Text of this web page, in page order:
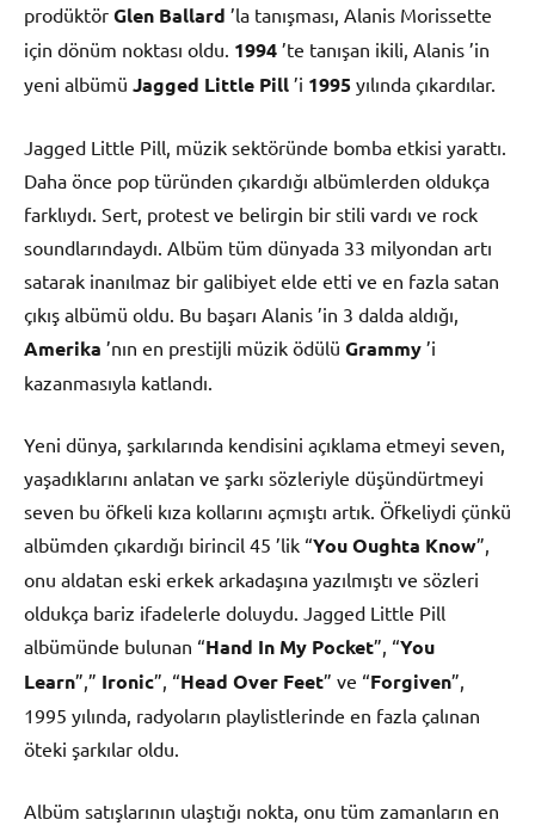
prodüktör Glen Ballard ’la tanışması, Alanis Morissette
için dönüm noktası oldu. 1994 ’te tanışan ikili, Alanis ’in
yeni albümü Jagged Little Pill ’i 1995 yılında çıkardılar.
Jagged Little Pill, müzik sektöründe bomba etkisi yarattı.
Daha önce pop türünden çıkardığı albümlerden oldukça
farklıydı. Sert, protest ve belirgin bir stili vardı ve rock
soundlarındaydı. Albüm tüm dünyada 33 milyondan artı
satarak inanılmaz bir galibiyet elde etti ve en fazla satan
çıkış albümü oldu. Bu başarı Alanis ’in 3 dalda aldığı,
Amerika ’nın en prestijli müzik ödülü Grammy ’i
kazanmasıyla katlandı.
Yeni dünya, şarkılarında kendisini açıklama etmeyi seven,
yaşadıklarını anlatan ve şarkı sözleriyle düşündürtmeyi
seven bu öfkeli kıza kollarını açmıştı artık. Öfkeliydi çünkü
albümden çıkardığı birincil 45 ’lik “You Oughta Know”,
onu aldatan eski erkek arkadaşına yazılmıştı ve sözleri
oldukça bariz ifadelerle doluydu. Jagged Little Pill
albümünde bulunan “Hand In My Pocket”, “You
Learn”,” Ironic”, “Head Over Feet” ve “Forgiven”,
1995 yılında, radyoların playlistlerinde en fazla çalınan
öteki şarkılar oldu.
Albüm satışlarının ulaştığı nokta, onu tüm zamanların en